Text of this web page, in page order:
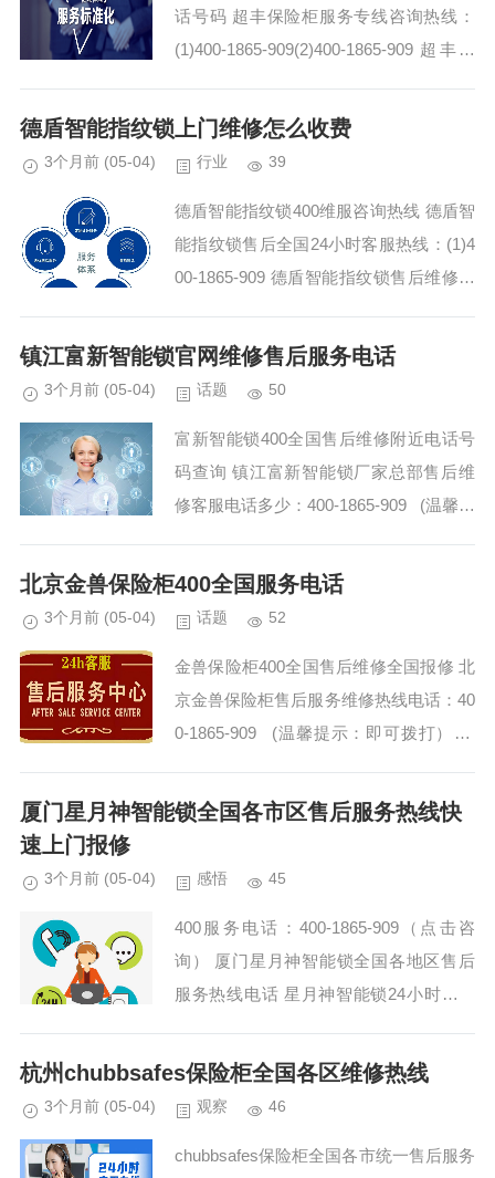
话号码 超丰保险柜服务专线咨询热线：
(1)400-1865-909(2)400-1865-909 超丰保
和高效性让我...
德盾智能指纹锁上门维修怎么收费
3个月前 (05-04) 行业 39
德盾智能指纹锁400维服咨询热线 德盾智
能指纹锁售后全国24小时客服热线：(1)4
00-1865-909 德盾智能指纹锁售后维修客
能指纹锁全国各...
镇江富新智能锁官网维修售后服务电话
3个月前 (05-04) 话题 50
富新智能锁400全国售后维修附近电话号
码查询 镇江富新智能锁厂家总部售后维
修客服电话多少：400-1865-909 (温馨提
近电话是多少 富...
北京金兽保险柜400全国服务电话
3个月前 (05-04) 话题 52
金兽保险柜400全国售后维修全国报修 北
京金兽保险柜售后服务维修热线电话：40
0-1865-909 (温馨提示：即可拨打） 金
保险柜全国4...
厦门星月神智能锁全国各市区售后服务热线快
速上门报修
3个月前 (05-04) 感悟 45
400服务电话：400-1865-909（点击咨
询） 厦门星月神智能锁全国各地区售后
服务热线电话 星月神智能锁24小时全国
统一客服中心：(1)400-1865...
杭州chubbsafes保险柜全国各区维修热线
3个月前 (05-04) 观察 46
chubbsafes保险柜全国各市统一售后服务